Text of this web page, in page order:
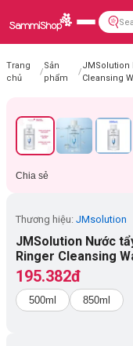
Trang
chủ
/
Sản
phẩm
/
JMSolution
Cleansing
Chia sẻ
Thương hiệu: JMsolution
JMSolution Nước
Ringer Cleansing
195.382đ
500ml 850ml